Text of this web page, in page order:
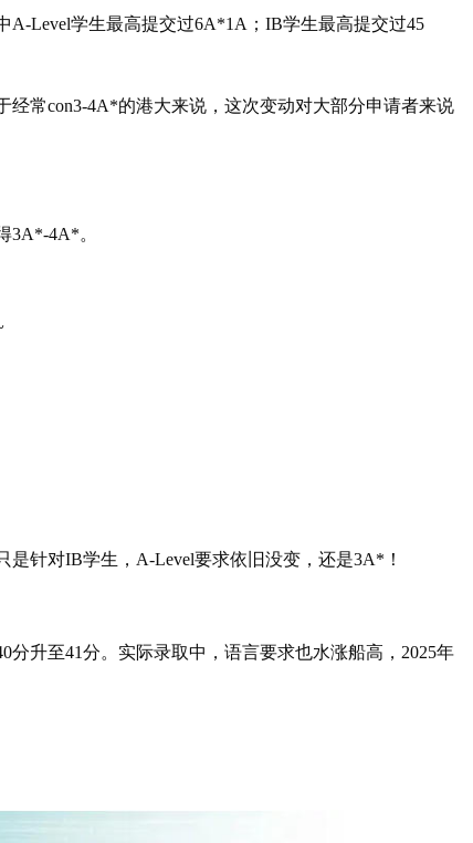
Level学生最高提交过6A*1A；IB学生最高提交过45
常con3-4A*的港大来说，这次变动对大部分申请者来说
3A*-4A*。
针对IB学生，A-Level要求依旧没变，还是3A*！
升至41分。实际录取中，语言要求也水涨船高，2025年